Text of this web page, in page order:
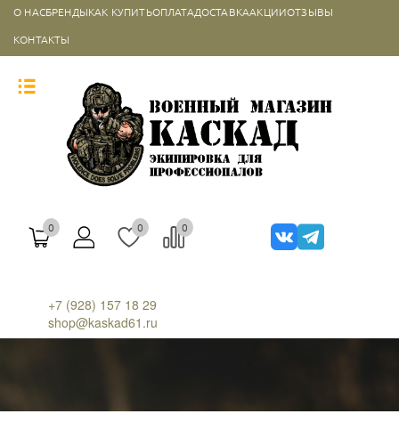
О НАСБРЕНДЫКАК КУПИТЬОПЛАТАДОСТАВКААКЦИИОТЗЫВЫ
КОНТАКТЫ
0 0 0
+7 (928) 157 18 29
shop@kaskad61.ru